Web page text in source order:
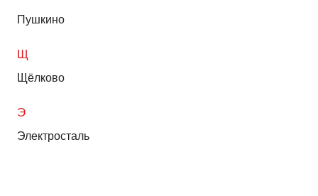
Пушкино
Щ
Щёлково
Э
Электросталь